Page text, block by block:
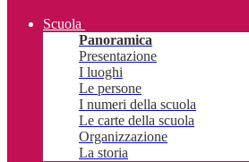
Scuola
Panoramica
Presentazione
I luoghi
Le persone
I numeri della scuola
Le carte della scuola
Organizzazione
La storia